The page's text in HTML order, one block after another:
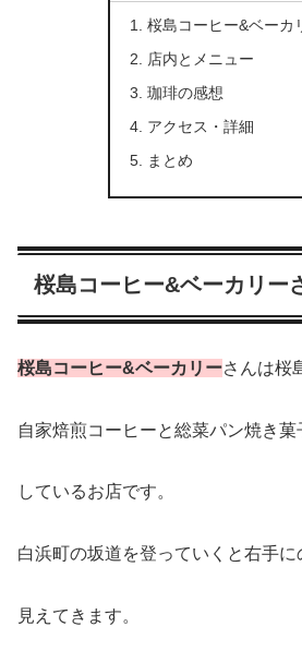
桜島コーヒー&ベーカ
店内とメニュー
珈琲の感想
アクセス・詳細
まとめ
桜島コーヒー&ベーカリー
桜島コーヒー&ベーカリーさんは桜
自家焙煎コーヒーと総菜パン焼き菓
しているお店です。
白浜町の坂道を登っていくと右手に
見えてきます。